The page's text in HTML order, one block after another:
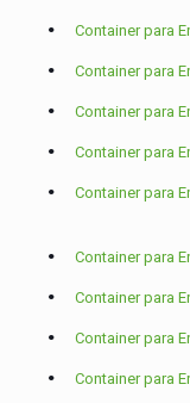
Container para
Container para
Container para
Container para
Container para
Container para
Container para
Container para
Container para